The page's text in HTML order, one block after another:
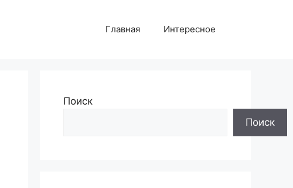
Главная Интересное
Поиск
Поиск